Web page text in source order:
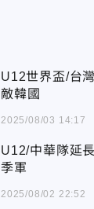
U12世界盃/台
敵韓國
2025/08/03 14:17
U12/中華隊延
季軍
2025/08/02 22:52